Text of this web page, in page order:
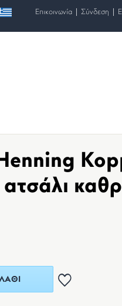
Επικοινωνία | Σύνδεση |